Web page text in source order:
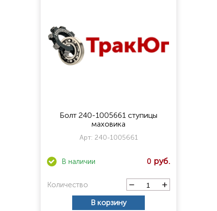
Болт 240-1005661 ступицы
маховика
Арт: 240-1005661
0
Количество
В корзину